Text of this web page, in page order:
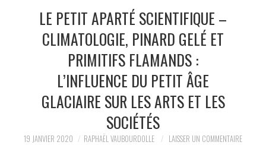
À PROPOS
LA RÉDACTION
LE JOURNAL
LE PETIT APARTÉ SCIENTIFIQUE –
CLIMATOLOGIE, PINARD GELÉ ET
PRIMITIFS FLAMANDS :
L’INFLUENCE DU PETIT ÂGE
GLACIAIRE SUR LES ARTS ET LES
SOCIÉTÉS
19 JANVIER 2020 RAPHAËL VAUBOURDOLLE LAISSER UN COMMENTAIRE